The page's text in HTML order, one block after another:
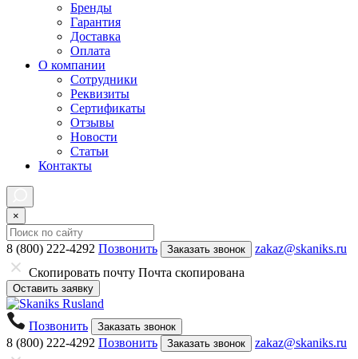
Бренды
Гарантия
Доставка
Оплата
О компании
Сотрудники
Реквизиты
Сертификаты
Отзывы
Новости
Статьи
Контакты
×
8 (800) 222-4292 Позвонить Заказать звонок
zakaz@skaniks.ru
Скопировать почту Почта скопирована
Оставить заявку
Позвонить Заказать звонок
8 (800) 222-4292 Позвонить Заказать звонок
zakaz@skaniks.ru